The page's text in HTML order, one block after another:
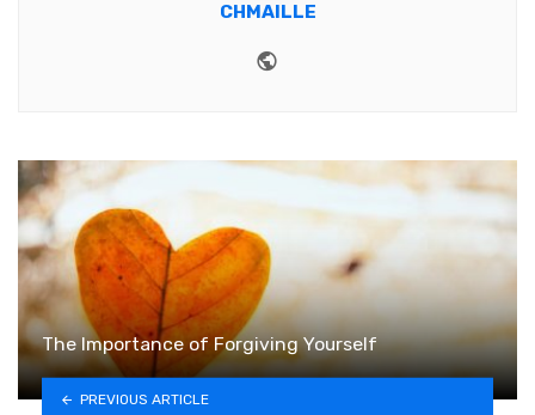
CHMAILLE
The Importance of Forgiving Yourself
PREVIOUS ARTICLE